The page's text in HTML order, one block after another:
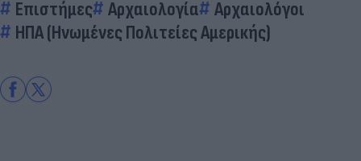
Επιστήμες Αρχαιολογία
Αρχαιολόγοι
ΗΠΑ (Ηνωμένες Πολιτείες Αμερικής)